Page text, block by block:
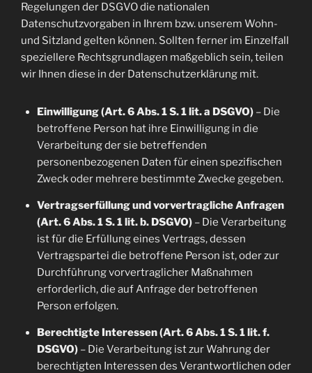
Regelungen der DSGVO die nationalen
Datenschutzvorgaben in Ihrem bzw. unserem Wohn-
und Sitzland gelten können. Sollten ferner im Einzelfall
speziellere Rechtsgrundlagen maßgeblich sein, teilen
wir Ihnen diese in der Datenschutzerklärung mit.
Einwilligung (Art. 6 Abs. 1 S. 1 lit. a DSGVO)– Die
betroffene Person hat ihre Einwilligung in die
Verarbeitung der sie betreffenden
personenbezogenen Daten für einen spezifischen
Zweck oder mehrere bestimmte Zwecke gegeben.
Vertragserfüllung und vorvertragliche Anfragen
(Art. 6 Abs. 1 S. 1 lit. b. DSGVO)– Die Verarbeitung
ist für die Erfüllung eines Vertrags, dessen
Vertragspartei die betroffene Person ist, oder zur
Durchführung vorvertraglicher Maßnahmen
erforderlich, die auf Anfrage der betroffenen
Person erfolgen.
Berechtigte Interessen (Art. 6 Abs. 1 S. 1 lit. f.
DSGVO)– Die Verarbeitung ist zur Wahrung der
berechtigten Interessen des Verantwortlichen oder